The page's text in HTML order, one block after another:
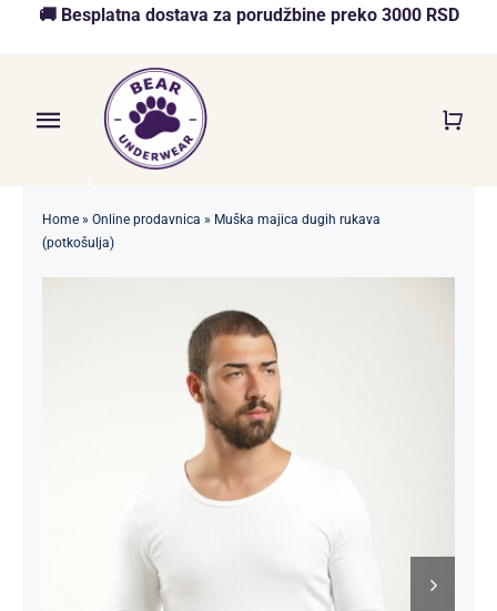
🚚 Besplatna dostava za porudžbine preko 3000 RSD
Toggle
Navigation
Akcija
Home» Online prodavnica » Muška majica dugih rukava
(potkošulja)